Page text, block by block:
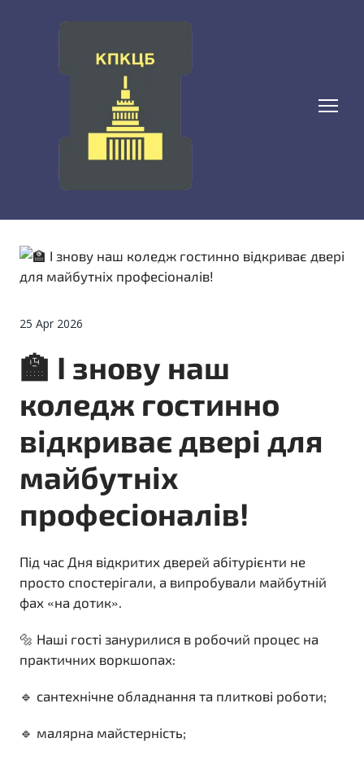
25 Apr 2026
🏫 І знову наш
коледж гостинно
відкриває двері для
майбутніх
професіоналів!
Під час Дня відкритих дверей абітурієнти не
просто спостерігали, а випробували майбутній
фах «на дотик».
🔩 Наші гості занурилися в робочий процес на
практичних воркшопах:
🔹 сантехнічне обладнання та плиткові роботи;
🔹 малярна майстерність;